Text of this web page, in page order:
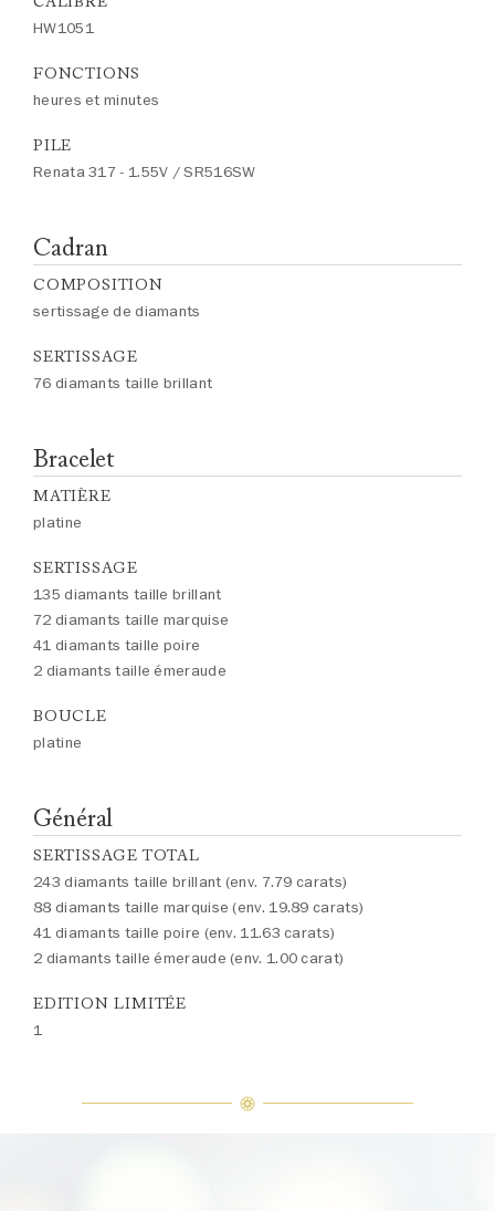
HW1051
FONCTIONS
heures et minutes
PILE
Renata 317 - 1.55V / SR516SW
Cadran
COMPOSITION
sertissage de diamants
SERTISSAGE
76 diamants taille brillant
Bracelet
MATIÈRE
platine
SERTISSAGE
135 diamants taille brillant
72 diamants taille marquise
41 diamants taille poire
2 diamants taille émeraude
BOUCLE
platine
Général
SERTISSAGE TOTAL
243 diamants taille brillant (env. 7.79 carats)
88 diamants taille marquise (env. 19.89 carats)
41 diamants taille poire (env. 11.63 carats)
2 diamants taille émeraude (env. 1.00 carat)
EDITION LIMITÉE
1